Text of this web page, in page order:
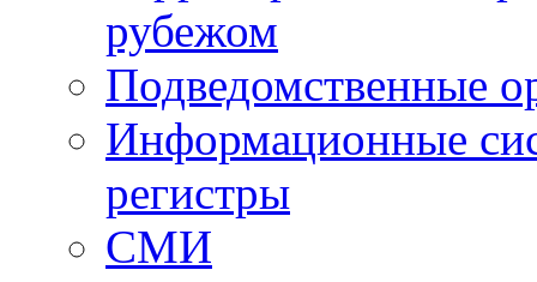
рубежом
Подведомственные
Информационные
регистры
СМИ